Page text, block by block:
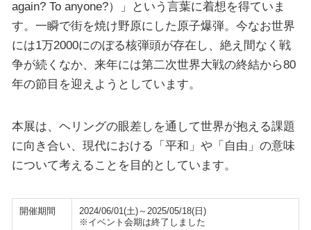
again? To anyone?）」という言葉に着想を得ていま
す。一瞬で街を焼け野原にした原子爆弾。今なお世界
には1万2000にのぼる核弾頭が存在し、絶え間なく戦
争が続くなか、来年には第二次世界大戦の終結から80
年の節目を迎えようとしています。
本展は、ヘリングの眼差しを通して世界が抱える課題
に向き合い、現代における「平和」や「自由」の意味
について考えることを目的としています。
開催期間
2024/06/01(土)～2025/05/18(日)
※イベント会期は終了しました